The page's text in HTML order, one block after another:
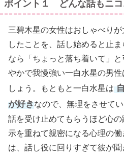
ポイント１ どんな話もニコ
三碧木星の女性はおしゃべり
したことを、話し始めると止
なら「ちょっと落ち着いて」
やかで我慢強い一白水星の男
しょう。もともと一白水星は
が好きなので、無理をさせて
話を受け止めてもらうほど心
示を重ねて親密になる心理の
は、話し役に回りすぎて彼が